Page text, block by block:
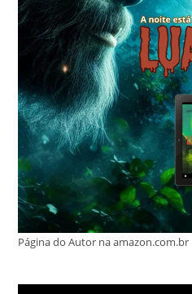
Página do Autor na amazon.com.br